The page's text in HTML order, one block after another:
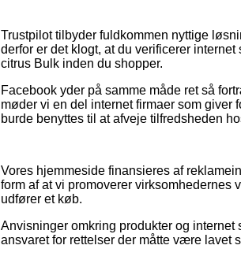
Trustpilot tilbyder fuldkommen nyttige
derfor er det klogt, at du verificerer
citrus Bulk inden du shopper.
Facebook yder på samme måde ret så
møder vi en del internet firmaer som
burde benyttes til at afveje tilfredsheden
Vores hjemmeside finansieres af
form af at vi promoverer virksomhedernes
udfører et køb.
Anvisninger omkring produkter og
ansvaret for rettelser der måtte være lavet